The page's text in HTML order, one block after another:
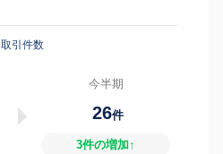
取引件数
今半期
26件
3件の増加↑